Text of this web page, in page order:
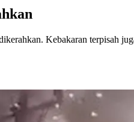
Kebakaran terpisah